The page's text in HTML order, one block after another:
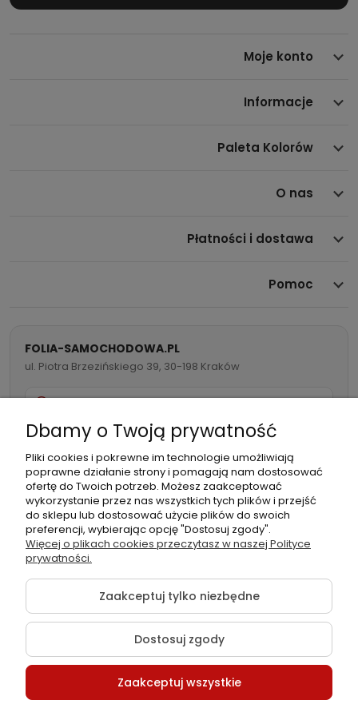
, folia pozwala na szybkie,
ciemnoszarego metaliku zapewnia nowoczesny, elegancki
Dark Grey
Producent:3M
Kod produktu:2080-S261
Satin Dark Grey – satynowy, ciemnoszary metalik
Szerokość rolki:1,52 m (60”)
Długość nawoju:22,9 m
Minimalna jednostka zakupu:0,1 mb (10 cm z
szerokości rolki)
Grubość folii:90 μm
Typ kleju:Aktywowany dociskiem, z funkcją przesuwania i
usuwania powietrza, kolor przezroczysty lub szary
Materiał linera:Papier Kraft powlekany polietylenem
na sucho
Minimalna temperatura aplikacji:16°C
Rekomendowana temperatura pracy:
Gwarancja:do 8 lat (na powierzchniach pionowych), do
Moje konto
Informacje
Paleta Kolorów
O nas
Płatności i dostawa
Pomoc
FOLIA-SAMOCHODOWA.PL
ul. Piotra Brzezińskiego 39, 30-198 Kraków
732 082 998
info@folia-samochodowa.pl
Podmiot
odpowiedzialny:
Folia samochodowa Zachariasz
Sp.k.
©2026 Wszelkie Prawa Zastrzeżone | Folia-samochodowa.pl
Dbamy o Twoją prywatność
Pliki cookies i pokrewne im technologie umożliwiają
poprawne działanie strony i pomagają nam dostosować
ofertę do Twoich potrzeb. Możesz zaakceptować
wykorzystanie przez nas wszystkich tych plików i przejść
do sklepu lub dostosować użycie plików do swoich
preferencji, wybierając opcję "Dostosuj zgody".
Więcej o plikach cookies przeczytasz w naszej Polityce
prywatności.
Zaakceptuj tylko niezbędne
Dostosuj zgody
Zaakceptuj wszystkie